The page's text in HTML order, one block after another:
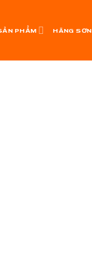
PHẨM HÃNG SƠN